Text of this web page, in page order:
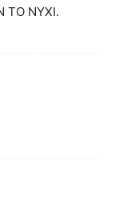
ΤΟ ΝΥΧΙ.